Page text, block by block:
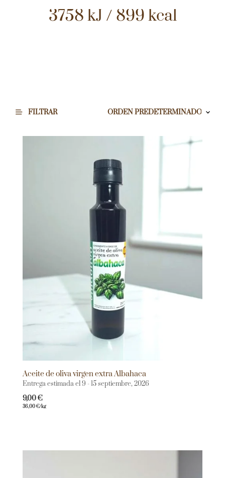
3758 kJ / 899 kcal
FILTRAR
Aceite de oliva virgen extra Albahaca
Entrega estimada el 9 - 15 septiembre, 2026
9,00€
36,00€/kg